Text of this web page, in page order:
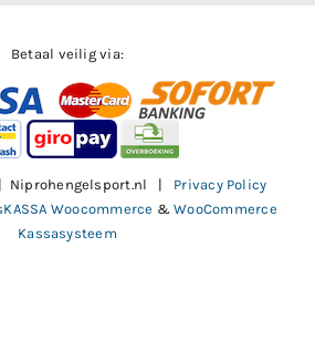
Betaal veilig via:
Niprohengelsport.nl | Privacy Policy
Woocommerce &WooCommerce
Kassasysteem